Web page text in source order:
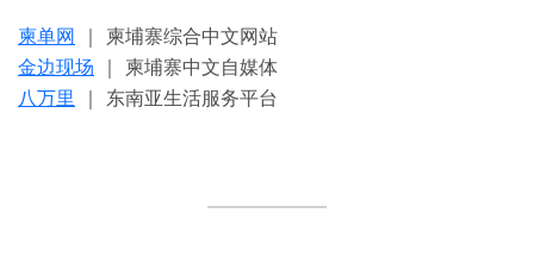
柬单网
｜ 柬埔寨综合中文网站
金边现场 ｜ 柬埔寨中文自媒体
八万里 ｜ 东南亚生活服务平台